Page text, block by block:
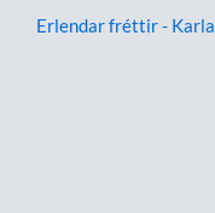
Erlendar fréttir - Karla